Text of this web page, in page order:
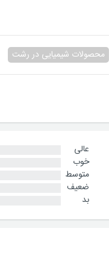
محصولات شیمیایی در رشت
عالی
خوب
متوسط
ضعیف
بد